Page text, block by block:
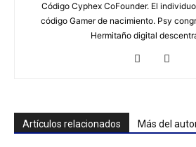
Código Cyphex CoFounder. El
código Gamer de nacimiento. Psy
Hermitaño digital
Artículos relacionados Más del